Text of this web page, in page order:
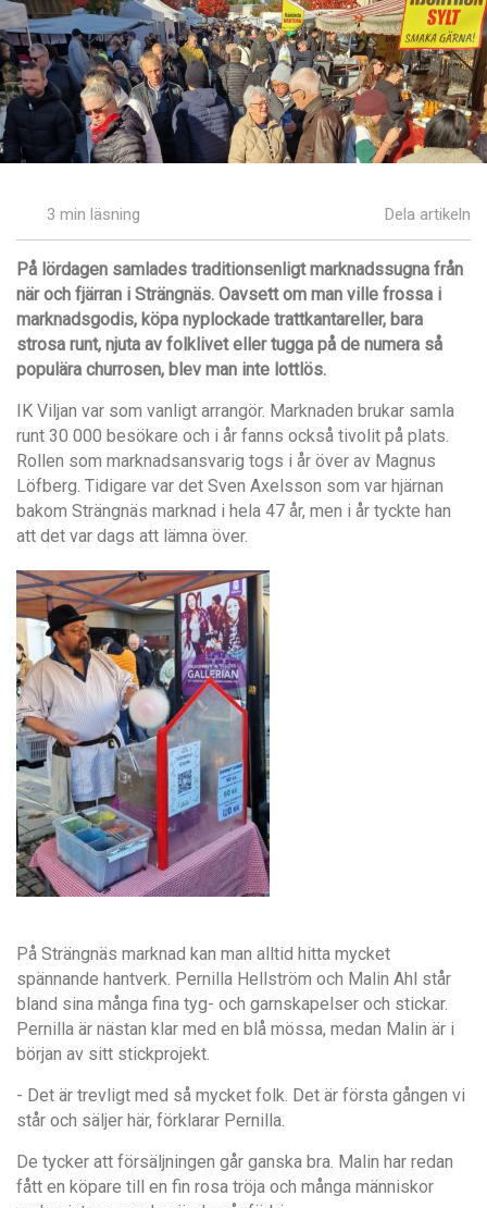
3 min läsning Dela artikeln
På lördagen samlades traditionsenligt marknadssugna från
när och fjärran i Strängnäs. Oavsett om man ville frossa i
marknadsgodis, köpa nyplockade trattkantareller, bara
strosa runt, njuta av folklivet eller tugga på de numera så
populära churrosen, blev man inte lottlös.
IK Viljan var som vanligt arrangör. Marknaden brukar samla
runt 30 000 besökare och i år fanns också tivolit på plats.
Rollen som marknadsansvarig togs i år över av Magnus
Löfberg. Tidigare var det Sven Axelsson som var hjärnan
bakom Strängnäs marknad i hela 47 år, men i år tyckte han
att det var dags att lämna över.
På Strängnäs marknad kan man alltid hitta mycket
spännande hantverk. Pernilla Hellström och Malin Ahl står
bland sina många fina tyg- och garnskapelser och stickar.
Pernilla är nästan klar med en blå mössa, medan Malin är i
början av sitt stickprojekt.
- Det är trevligt med så mycket folk. Det är första gången vi
står och säljer här, förklarar Pernilla.
De tycker att försäljningen går ganska bra. Malin har redan
fått en köpare till en fin rosa tröja och många människor